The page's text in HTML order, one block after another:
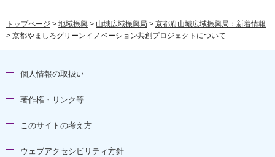
トップページ > 地域振興 > 山城広域振興局 > 京都府山城広域振興局：新着情報
> 京都やましろグリーンイノベーション共創プロジェクトについて
個人情報の取扱い
著作権・リンク等
このサイトの考え方
ウェブアクセシビリティ方針